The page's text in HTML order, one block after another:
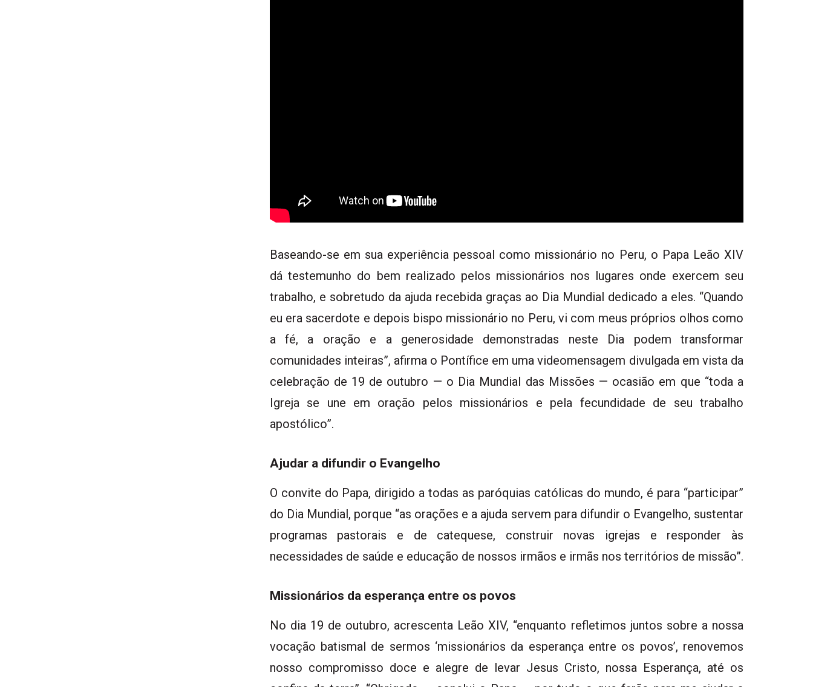
Baseando-se em sua experiência pessoal como missionário no Peru, o Papa Leão XIV
dá testemunho do bem realizado pelos missionários nos lugares onde exercem seu
trabalho, e sobretudo da ajuda recebida graças ao Dia Mundial dedicado a eles. “Quando
eu era sacerdote e depois bispo missionário no Peru, vi com meus próprios olhos como
a fé, a oração e a generosidade demonstradas neste Dia podem transformar
comunidades inteiras”, afirma o Pontífice em uma videomensagem divulgada em vista da
celebração de 19 de outubro — o Dia Mundial das Missões — ocasião em que “toda a
Igreja se une em oração pelos missionários e pela fecundidade de seu trabalho
apostólico”.
Ajudar a difundir o Evangelho
O convite do Papa, dirigido a todas as paróquias católicas do mundo, é para “participar”
do Dia Mundial, porque “as orações e a ajuda servem para difundir o Evangelho, sustentar
programas pastorais e de catequese, construir novas igrejas e responder às
necessidades de saúde e educação de nossos irmãos e irmãs nos territórios de missão”.
Missionários da esperança entre os povos
No dia 19 de outubro, acrescenta Leão XIV, “enquanto refletimos juntos sobre a nossa
vocação batismal de sermos ‘missionários da esperança entre os povos’, renovemos
nosso compromisso doce e alegre de levar Jesus Cristo, nossa Esperança, até os